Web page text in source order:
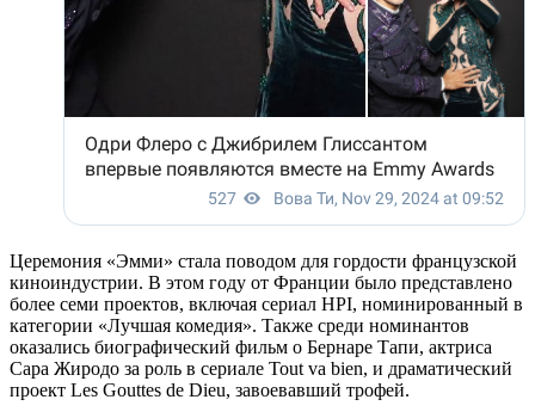
Церемония «Эмми» стала поводом для гордости французской
киноиндустрии. В этом году от Франции было представлено
более семи проектов, включая сериал HPI, номинированный в
категории «Лучшая комедия». Также среди номинантов
оказались биографический фильм о Бернаре Тапи, актриса
Сара Жиродо за роль в сериале Tout va bien, и драматический
проект Les Gouttes de Dieu, завоевавший трофей.